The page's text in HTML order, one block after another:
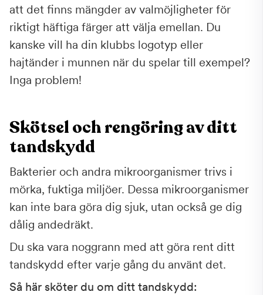
att det finns mängder av valmöjligheter för
riktigt häftiga färger att välja emellan. Du
kanske vill ha din klubbs logotyp eller
hajtänder i munnen när du spelar till exempel?
Inga problem!
Skötsel och rengöring av ditt
tandskydd
Bakterier och andra mikroorganismer trivs i
mörka, fuktiga miljöer. Dessa mikroorganismer
kan inte bara göra dig sjuk, utan också ge dig
dålig andedräkt.
Du ska vara noggrann med att göra rent ditt
tandskydd efter varje gång du använt det.
Så här sköter du om ditt tandskydd: